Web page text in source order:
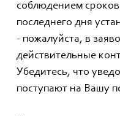
соблюдением
последнего дня
- пожалуйста, в
действительные
Убедитесь, что
поступают на Вашу